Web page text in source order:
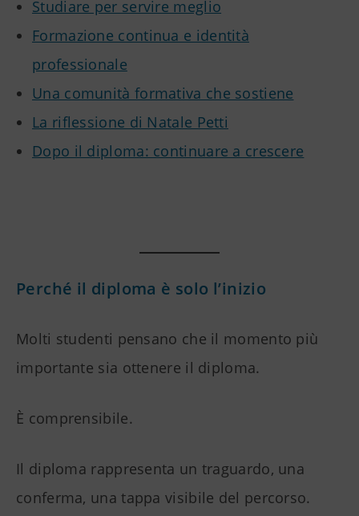
Studiare per servire meglio
Formazione continua e identità
professionale
Una comunità formativa che sostiene
La riflessione di Natale Petti
Dopo il diploma: continuare a crescere
Perché il diploma è solo l’inizio
Molti studenti pensano che il momento più
importante sia ottenere il diploma.
È comprensibile.
Il diploma rappresenta un traguardo, una
conferma, una tappa visibile del percorso.